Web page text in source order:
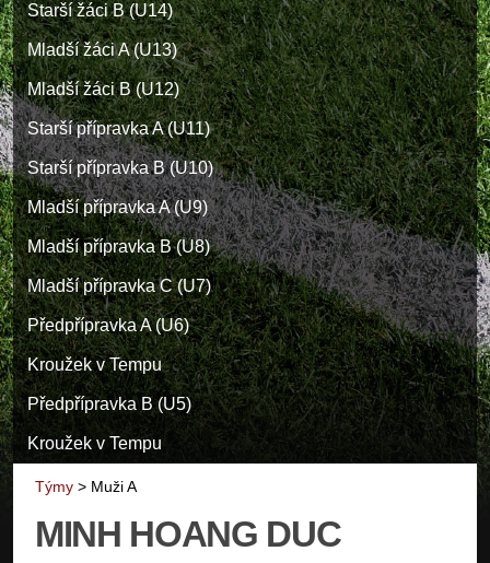
Starší žáci B (U14)
Mladší žáci A (U13)
Mladší žáci B (U12)
Starší přípravka A (U11)
Starší přípravka B (U10)
Mladší přípravka A (U9)
Mladší přípravka B (U8)
Mladší přípravka C (U7)
Předpřípravka A (U6)
Kroužek v Tempu
Předpřípravka B (U5)
Kroužek v Tempu
Týmy > Muži A
MINH HOANG DUC